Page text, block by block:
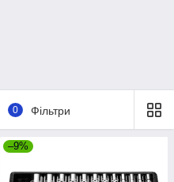
0 Фільтри
–9%